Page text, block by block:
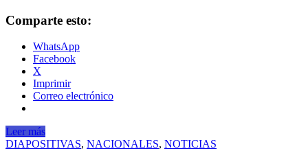
Comparte esto:
WhatsApp
Facebook
X
Imprimir
Correo electrónico
Leer más
DIAPOSITIVAS, NACIONALES, NOTICIAS